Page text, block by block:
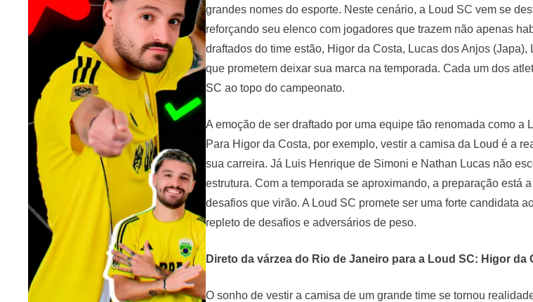
grandes nomes do esporte. Neste cenário, a Loud SC vem se
reforçando seu elenco com jogadores que trazem não apenas
draftados do time estão, Higor da Costa, Lucas dos Anjos
que prometem deixar sua marca na temporada. Cada um dos
SC ao topo do campeonato.
A emoção de ser draftado por uma equipe tão renomada como
Para Higor da Costa, por exemplo, vestir a camisa da Loud é a
sua carreira. Já Luis Henrique de Simoni e Nathan Lucas não
estrutura. Com a temporada se aproximando, a preparação está
desafios que virão. A Loud SC promete ser uma forte candidata
repleto de desafios e adversários de peso.
Direto da várzea do Rio de Janeiro para a Loud SC: Higor
O sonho de vestir a camisa de um grande time se tornou